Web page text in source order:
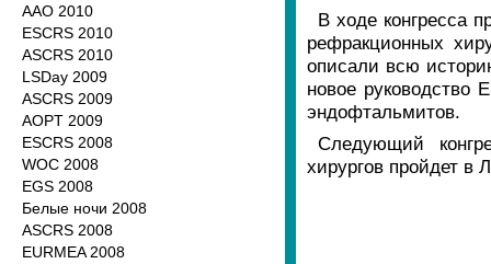
ААО 2010
ESCRS 2010
ASCRS 2010
LSDay 2009
ASCRS 2009
AOPT 2009
ESCRS 2008
WOC 2008
EGS 2008
Белые ночи 2008
ASCRS 2008
EURMEA 2008
В ходе конгресса
рефракционных
описали всю
новое руководство
эндофтальмитов.
Следующий
хирургов пройдет в